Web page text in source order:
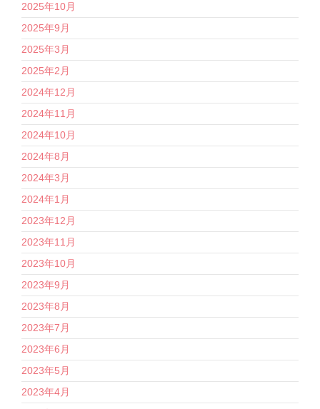
2025年10月
2025年9月
2025年3月
2025年2月
2024年12月
2024年11月
2024年10月
2024年8月
2024年3月
2024年1月
2023年12月
2023年11月
2023年10月
2023年9月
2023年8月
2023年7月
2023年6月
2023年5月
2023年4月